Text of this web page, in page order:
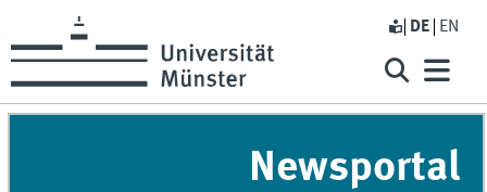
DE EN
Newsportal